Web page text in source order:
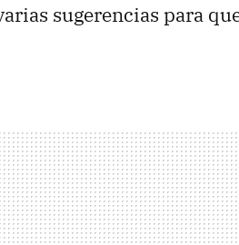
sugerencias para